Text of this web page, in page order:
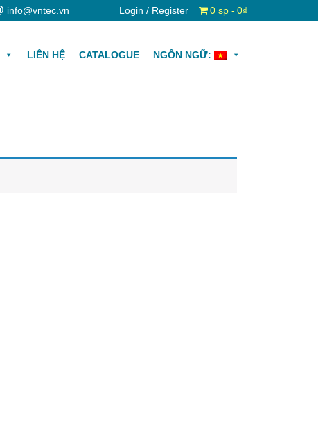
info@vntec.vn Login / Register 0 sp 0₫
LIÊN HỆ CATALOGUE NGÔN NGỮ: